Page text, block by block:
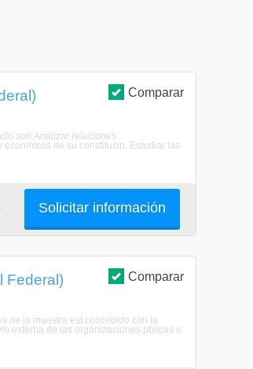
Comparar
son:Analizar relaciones
de su constitucin. Estudiar las
Solicitar información
Comparar
Federal)
de la maestra est concebido con la
externa de las organizaciones pblicas o